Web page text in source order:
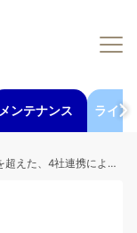
メンテナンス ライフ
る紙カップリサイクルがスタート！